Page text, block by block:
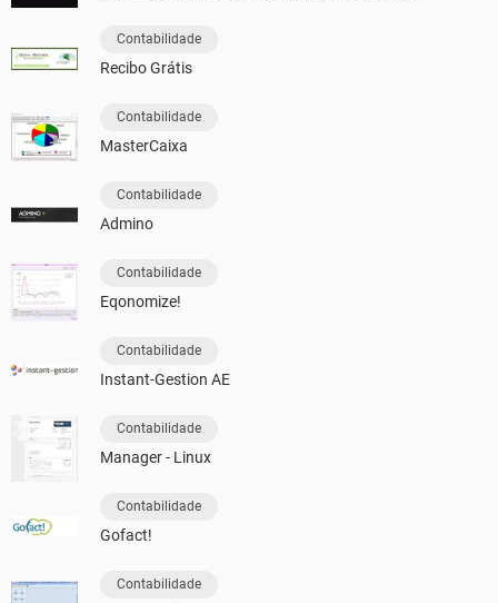
Contabilidade
Recibo Grátis
Contabilidade
MasterCaixa
Contabilidade
Admino
Contabilidade
Eqonomize!
Contabilidade
Instant-Gestion AE
Contabilidade
Manager - Linux
Contabilidade
Gofact!
Contabilidade